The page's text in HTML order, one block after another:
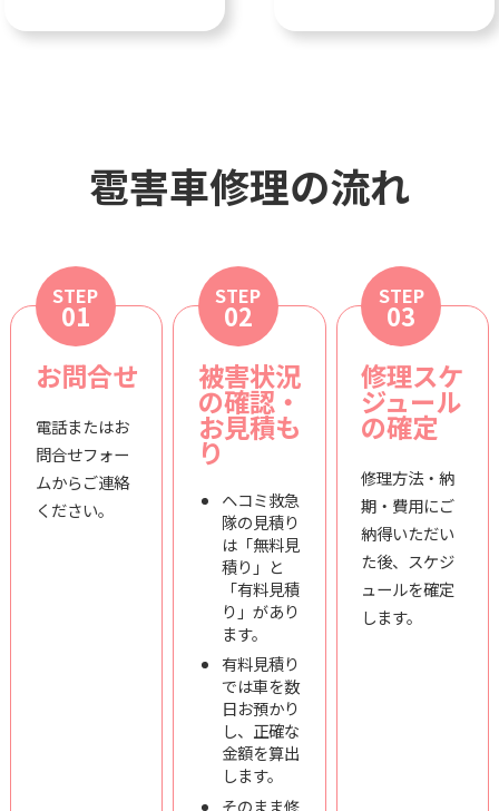
雹害車修理の流れ
STEP
01
お問合せ
電話またはお
問合せフォー
ムからご連絡
ください。
STEP
02
被害状況
の確認・
お見積も
り
ヘコミ救急
隊の見積り
は「無料見
積り」と
「有料見積
り」があり
ます。
有料見積り
では車を数
日お預かり
し、正確な
金額を算出
します。
そのまま修
STEP
03
修理スケ
ジュール
の確定
修理方法・納
期・費用にご
納得いただい
た後、スケジ
ュールを確定
します。